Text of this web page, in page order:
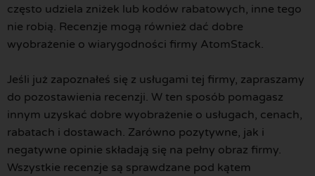
często udziela zniżek lub kodów rabatowych, inne tego
nie robią. Recenzje mogą również dać dobre
wyobrażenie o wiarygodności firmy AtomStack.
Jeśli już zapoznałeś się z usługami tej firmy, zapraszamy
do pozostawienia recenzji. W ten sposób pomagasz
innym uzyskać dobre wyobrażenie o usługach, cenach,
rabatach i dostawach. Zarówno pozytywne, jak i
negatywne opinie składają się na pełny obraz firmy.
Wszystkie recenzje są sprawdzane pod kątem